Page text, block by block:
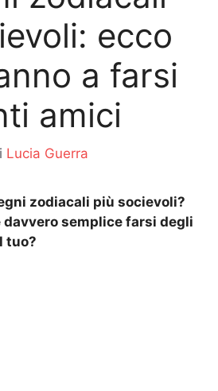
ecco
a farsi
amici
Lucia Guerra
zodiacali più socievoli?
davvero semplice farsi degli
tuo?